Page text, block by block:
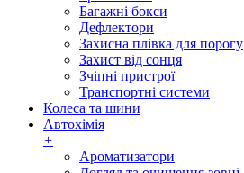
Багажні бокси
Дефлектори
Захисна плівка для порогу
Захист від сонця
Зчіпні пристрої
Транспортні системи
Колеса та шини
Автохімія
+
Ароматизатори